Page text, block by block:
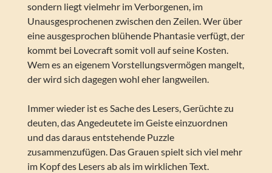
sondern liegt vielmehr im Verborgenen, im
Unausgesprochenen zwischen den Zeilen. Wer über
eine ausgesprochen blühende Phantasie verfügt, der
kommt bei Lovecraft somit voll auf seine Kosten.
Wem es an eigenem Vorstellungsvermögen mangelt,
der wird sich dagegen wohl eher langweilen.
Immer wieder ist es Sache des Lesers, Gerüchte zu
deuten, das Angedeutete im Geiste einzuordnen
und das daraus entstehende Puzzle
zusammenzufügen. Das Grauen spielt sich viel mehr
im Kopf des Lesers ab als im wirklichen Text.